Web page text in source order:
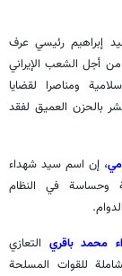
إبراهيم رئيسي عرف
من أجل الشعب الإيراني
ومناصرا لقضايا
بالحزن العميق لفقد
، إن اسم سيد شهداء
وحساسة في النظام
محمد باقري التعازي
للقوات المسلحة